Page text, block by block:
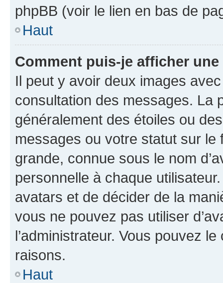
phpBB (voir le lien en bas de
Haut
Comment puis-je afficher
Il peut y avoir deux images
consultation des messages. La
généralement des étoiles ou
messages ou votre statut sur
grande, connue sous le nom
personnelle à chaque utilisateur.
avatars et de décider de la
vous ne pouvez pas utiliser
l’administrateur. Vous pouvez
raisons.
Haut